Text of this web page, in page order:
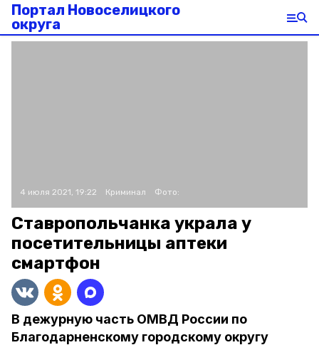
Портал Новоселицкого
округа
4 июля 2021, 19:22 Криминал Фото:
Ставропольчанка украла у
посетительницы аптеки
смартфон
В дежурную часть ОМВД России по
Благодарненскому городскому округу